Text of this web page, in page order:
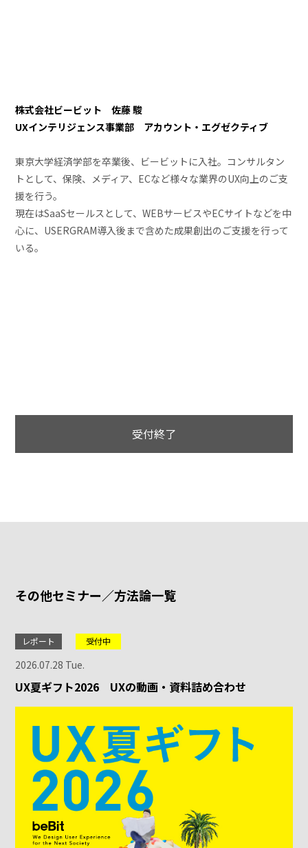
株式会社ビービット 佐藤 駿
UXインテリジェンス事業部 アカウント・エグゼクティブ
東京大学経済学部を卒業後、ビービットに入社。コンサルタン
トとして、保険、メディア、ECなど様々な業界のUX向上のご支
援を行う。
現在はSaaSセールスとして、WEBサービスやECサイトなどを中
心に、USERGRAM導入後まで含めた成果創出のご支援を行って
いる。
受付終了
その他セミナー／方法論一覧
レポート 受付中
2026.07.28 Tue.
UX夏ギフト2026 UXの動画・資料詰め合わせ